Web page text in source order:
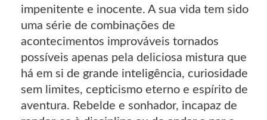
impenitente e inocente. A sua vida tem sido
uma série de combinações de
acontecimentos improváveis tornados
possíveis apenas pela deliciosa mistura que
há em si de grande inteligência, curiosidade
sem limites, cepticismo eterno e espírito de
aventura. Rebelde e sonhador, incapaz de